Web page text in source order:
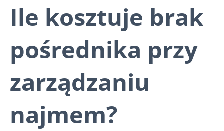
Ile kosztuje brak
pośrednika przy
zarządzaniu
najmem?